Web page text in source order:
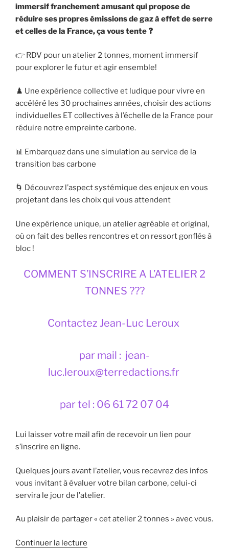
immersif franchement amusant qui propose de
réduire ses propres émissions de gaz à effet de serre
et celles de la France, ça vous tente ❓
👉 RDV pour un atelier 2 tonnes, moment immersif
pour explorer le futur et agir ensemble!
♟️ Une expérience collective et ludique pour vivre en
accéléré les 30 prochaines années, choisir des actions
individuelles ET collectives à l’échelle de la France pour
réduire notre empreinte carbone.
📊 Embarquez dans une simulation au service de la
transition bas carbone
🌀 Découvrez l’aspect systémique des enjeux en vous
projetant dans les choix qui vous attendent
Une expérience unique, un atelier agréable et original,
où on fait des belles rencontres et on ressort gonflés à
bloc !
COMMENT S’INSCRIRE A L’ATELIER 2
TONNES ???
Contactez Jean-Luc Leroux
par mail : jean-
luc.leroux@terredactions.fr
par tel : 06 61 72 07 04
Lui laisser votre mail afin de recevoir un lien pour
s’inscrire en ligne.
Quelques jours avant l’atelier, vous recevrez des infos
vous invitant à évaluer votre bilan carbone, celui-ci
servira le jour de l’atelier.
Au plaisir de partager « cet atelier 2 tonnes » avec vous.
Continuer la lecture